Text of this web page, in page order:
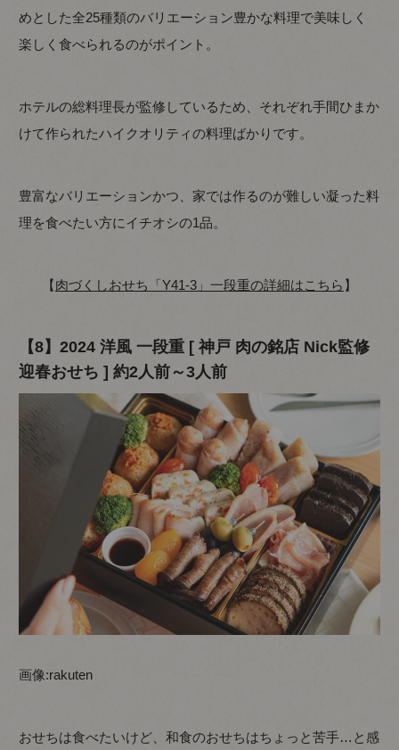
めとした全25種類のバリエーション豊かな料理で美味しく
楽しく食べられるのがポイント。
ホテルの総料理長が監修しているため、それぞれ手間ひまか
けて作られたハイクオリティの料理ばかりです。
豊富なバリエーションかつ、家では作るのが難しい凝った料
理を食べたい方にイチオシの1品。
【肉づくしおせち「Y41-3」一段重の詳細はこちら 】
【8】2024 洋風 一段重 [ 神戸 肉の銘店 Nick監修
迎春おせち ] 約2人前～3人前
画像:rakuten
おせちは食べたいけど、和食のおせちはちょっと苦手…と感